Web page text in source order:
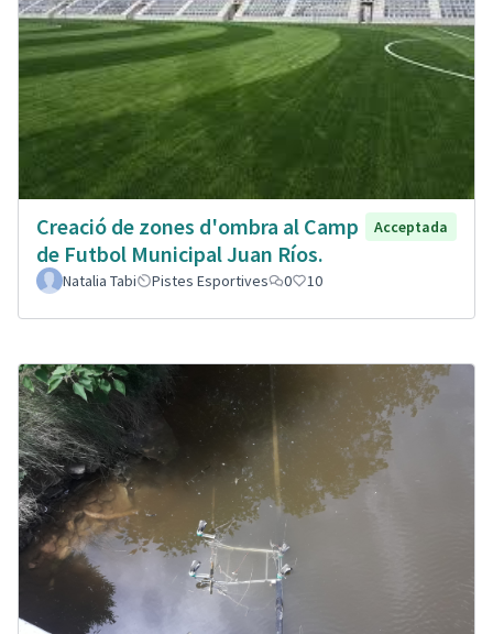
Creació de zones d'ombra al Camp
de Futbol Municipal Juan Ríos.
Acceptada
Natalia Tabi Pistes Esportives 0 10